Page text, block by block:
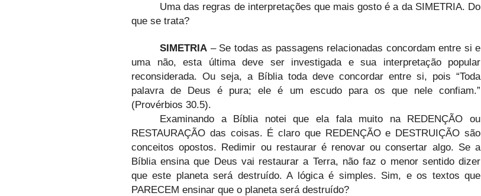
Uma das regras de interpretações que mais gosto é a da SIMETRIA. Do
que se trata?
SIMETRIA – Se todas as passagens relacionadas concordam entre si e
uma não, esta última deve ser investigada e sua interpretação popular
reconsiderada. Ou seja, a Bíblia toda deve concordar entre si, pois “Toda
palavra de Deus é pura; ele é um escudo para os que nele confiam.”
(Provérbios 30.5).
Examinando a Bíblia notei que ela fala muito na REDENÇÃO ou
RESTAURAÇÃO das coisas. É claro que REDENÇÃO e DESTRUIÇÃO são
conceitos opostos. Redimir ou restaurar é renovar ou consertar algo. Se a
Bíblia ensina que Deus vai restaurar a Terra, não faz o menor sentido dizer
que este planeta será destruído. A lógica é simples. Sim, e os textos que
PARECEM ensinar que o planeta será destruído?